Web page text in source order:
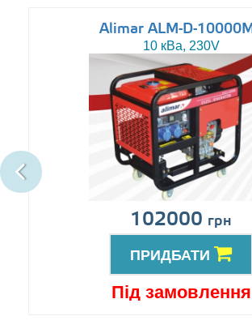
Alimar ALM-D-
10 кВа, 230V
102000 грн
ПРИДБАТИ
Під замовлення